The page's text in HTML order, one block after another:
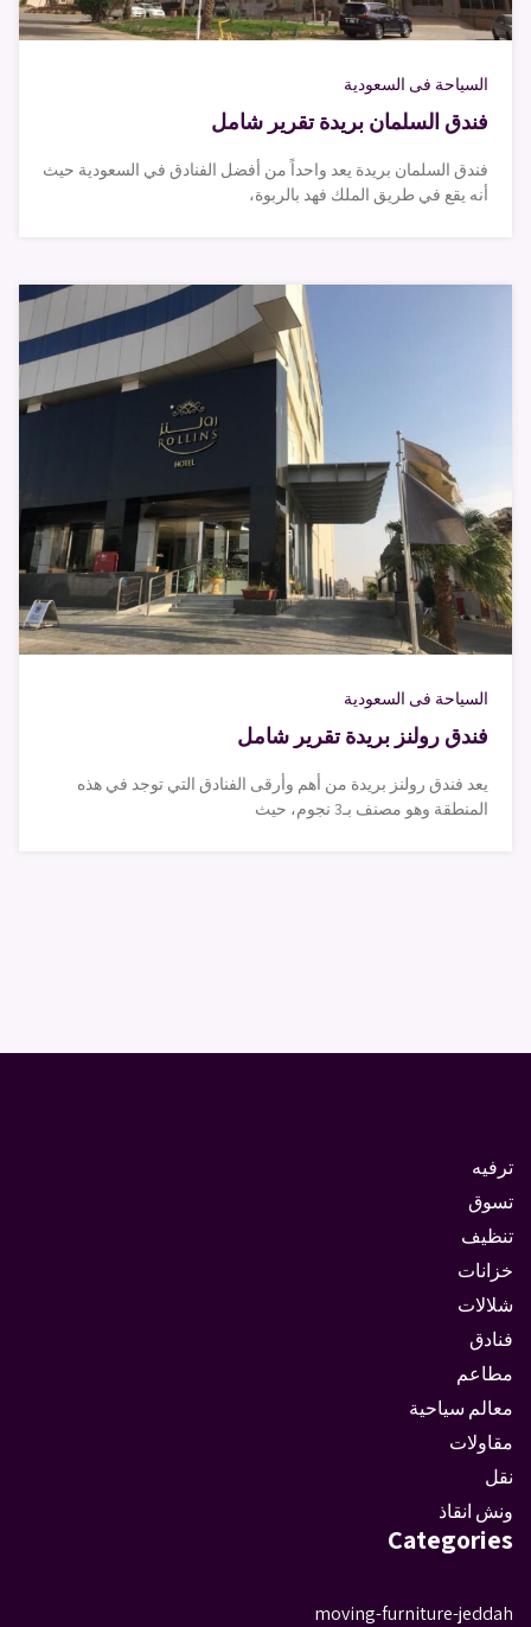
السياحة فى السعودية
فندق السلمان بريدة تقرير شامل
فندق السلمان بريدة يعد واحداً من أفضل الفنادق في السعودية حيث
أنه يقع في طريق الملك فهد بالربوة،
السياحة فى السعودية
فندق رولنز بريدة تقرير شامل
يعد فندق رولنز بريدة من أهم وأرقى الفنادق التي توجد في هذه
المنطقة وهو مصنف بـ3 نجوم، حيث
ترفيه
تسوق
تنظيف
خزانات
شلالات
فنادق
مطاعم
معالم سياحية
مقاولات
نقل
ونش انقاذ
Categories
moving-furniture-jeddah